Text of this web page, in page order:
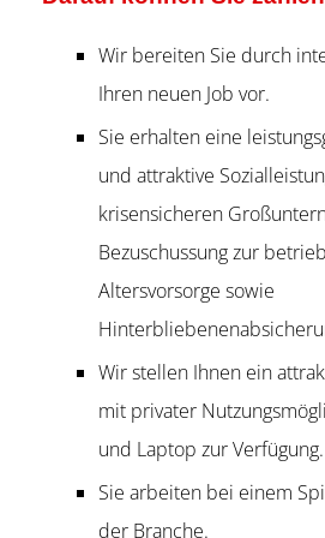
Wir bereiten Sie durch
Ihren neuen Job vor.
Sie erhalten eine
und attraktive
krisensicheren
Bezuschussung zur
Altersvorsorge sowie
Wir stellen Ihnen ein
mit privater
und Laptop zur Verfügung.
Sie arbeiten bei einem
der Branche.